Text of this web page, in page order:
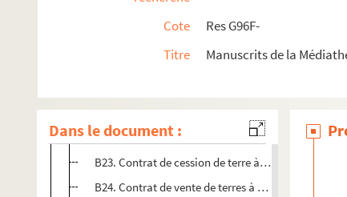
Cote
Res G96F-
Titre
Manuscrits de la
Dans le document :
B19. Contrat de vente du Bois de l'Isle
B21. Contrat de vente d'une rente sur la maison du
B22. Contrat de vente de vigne à Prahecq
B23. Contrat de cession de terre à Sainte-Néomaye
B24. Contrat de vente de terres à Sainte-Néomaye